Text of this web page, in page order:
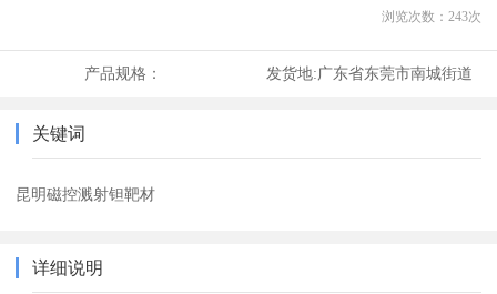
浏览次数： 243次
产品规格： 发货地:广东省东莞市南城街道
关键词
昆明磁控溅射钽靶材
详细说明